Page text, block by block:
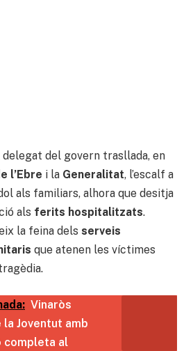
delegat del govern trasllada, en
l’Ebre i la Generalitat, l’escalf a
als familiars, alhora que desitja
als ferits hospitalitzats.
la feina dels serveis
que atenen les víctimes
Vinaròs
Joventut amb
completa al